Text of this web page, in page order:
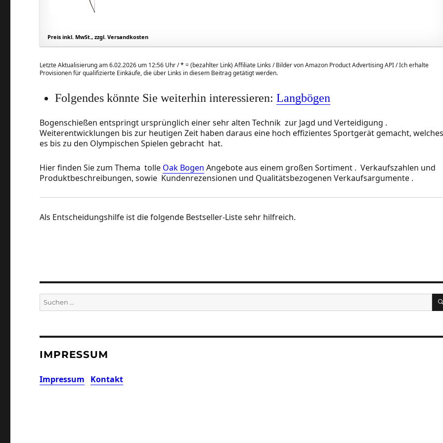
Preis inkl. MwSt., zzgl. Versandkosten
Letzte Aktualisierung am 6.02.2026 um 12:56 Uhr /* = (bezahlter Link) Affiliate Links / Bilder von Amazon Product Advertising API / Ich erhalte
Provisionen für qualifizierte Einkäufe, die über Links in diesem Beitrag getätigt werden.
Folgendes könnte Sie weiterhin interessieren: Langbögen
Bogenschießen entspringt ursprünglich einer sehr alten Technik zur Jagd und Verteidigung .
Weiterentwicklungen bis zur heutigen Zeit haben daraus eine hoch effizientes Sportgerät gemacht,
es bis zu den Olympischen Spielen gebracht hat.
Hier finden Sie zum Thema tolle Oak Bogen Angebote aus einem großen Sortiment . Verkaufszahlen und
Produktbeschreibungen, sowie Kundenrezensionen und Qualitätsbezogenen Verkaufsargumente .
Als Entscheidungshilfe ist die folgende Bestseller-Liste sehr hilfreich.
Suchen
nach:
IMPRESSUM
Impressum Kontakt